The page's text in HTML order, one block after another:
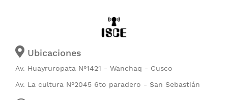
Ubicaciones
Av. Huayruropata N°1421 - Wanchaq - Cusco
Av. La cultura N°2045 6to paradero - San Sebastián